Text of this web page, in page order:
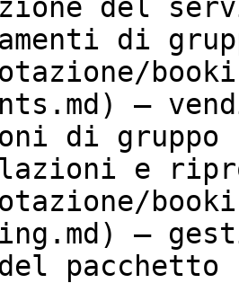
del
di
—
di gruppo
e
—
pacchetto